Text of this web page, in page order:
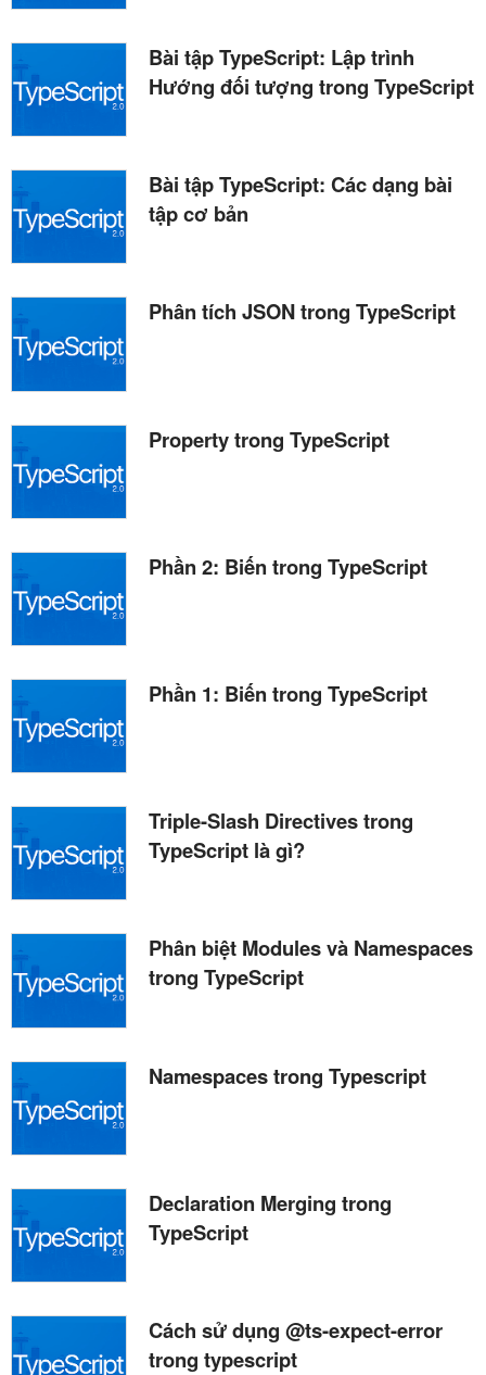
Bài tập TypeScript: Lập trình
Hướng đối tượng trong TypeScript
Bài tập TypeScript: Các dạng bài
tập cơ bản
Phân tích JSON trong TypeScript
Property trong TypeScript
Phần 2: Biến trong TypeScript
Phần 1: Biến trong TypeScript
Triple-Slash Directives trong
TypeScript là gì?
Phân biệt Modules và Namespaces
trong TypeScript
Namespaces trong Typescript
Declaration Merging trong
TypeScript
Cách sử dụng @ts-expect-error
trong typescript